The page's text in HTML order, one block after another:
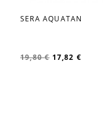
favorite_border
SERA AQUATAN
19,80 € 17,82 €